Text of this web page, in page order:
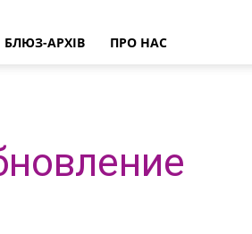
БЛЮЗ-АРХІВ ПРО НАС